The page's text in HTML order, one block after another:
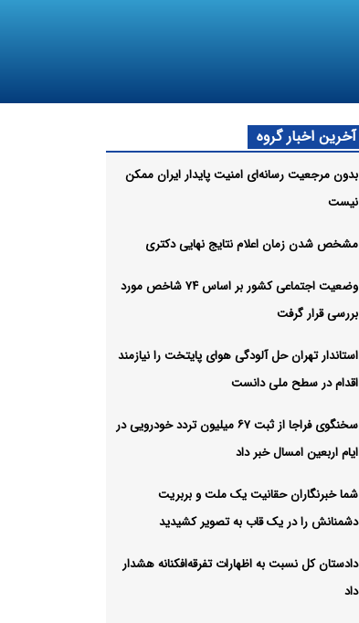
آخرین اخبار گروه
بدون مرجعیت رسانه‌ای امنیت پایدار ایران ممکن
نیست
مشخص شدن زمان اعلام نتایج نهایی دکتری
وضعیت اجتماعی کشور بر اساس ۷۴ شاخص مورد
بررسی قرار گرفت
استاندار تهران حل آلودگی هوای پایتخت را نیازمند
اقدام در سطح ملی دانست
سخنگوی فراجا از ثبت ۶۷ میلیون تردد خودرویی در
ایام اربعین امسال خبر داد
شما خبرنگاران حقانیت یک ملت و بربریت
دشمنانش را در یک قاب به تصویر کشیدید
دادستان کل نسبت به اظهارات تفرقه‌افکنانه هشدار
داد